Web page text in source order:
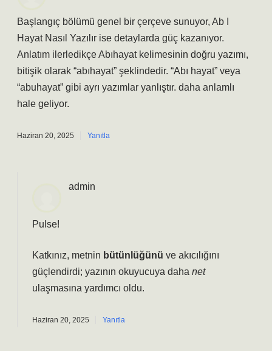
Başlangıç bölümü genel bir çerçeve sunuyor, Ab I
Hayat Nasıl Yazılır ise detaylarda güç kazanıyor.
Anlatım ilerledikçe Abıhayat kelimesinin doğru yazımı,
bitişik olarak “abıhayat” şeklindedir. “Abı hayat” veya
“abuhayat” gibi ayrı yazımlar yanlıştır. daha anlamlı
hale geliyor.
Haziran 20, 2025 Yanıtla
admin
Pulse!
Katkınız, metnin bütünlüğünü ve akıcılığını
güçlendirdi; yazının okuyucuya daha net
ulaşmasına yardımcı oldu.
Haziran 20, 2025 Yanıtla